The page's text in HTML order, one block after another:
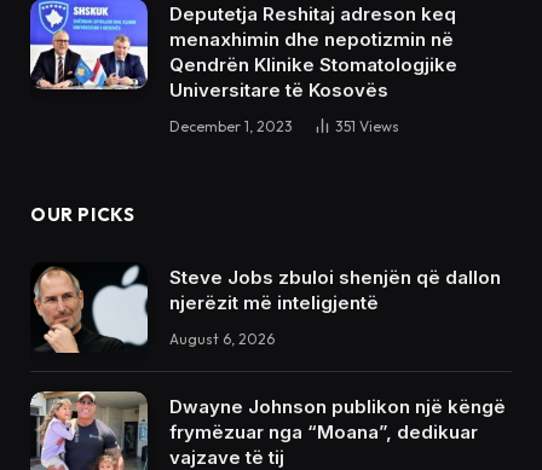
Deputetja Reshitaj adreson keq
menaxhimin dhe nepotizmin në
Qendrën Klinike Stomatologjike
Universitare të Kosovës
December 1, 2023 351 Views
OUR PICKS
Steve Jobs zbuloi shenjën që dallon
njerëzit më inteligjentë
August 6, 2026
Dwayne Johnson publikon një këngë
frymëzuar nga “Moana”, dedikuar
vajzave të tij